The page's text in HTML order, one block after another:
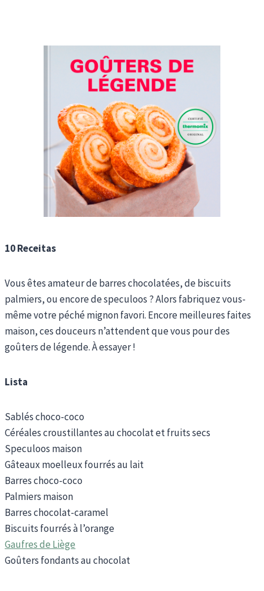
10 Receitas
Vous êtes amateur de barres chocolatées, de biscuits
palmiers, ou encore de speculoos ? Alors fabriquez vous-
même votre péché mignon favori. Encore meilleures faites
maison, ces douceurs n’attendent que vous pour des
goûters de légende. À essayer !
Lista
Sablés choco-coco
Céréales croustillantes au chocolat et fruits secs
Speculoos maison
Gâteaux moelleux fourrés au lait
Barres choco-coco
Palmiers maison
Barres chocolat-caramel
Biscuits fourrés à l’orange
Gaufres de Liège
Goûters fondants au chocolat